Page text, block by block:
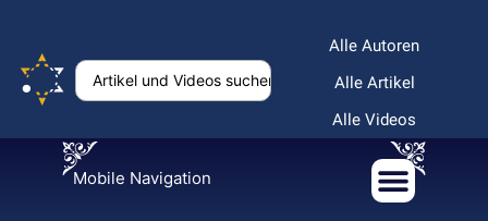
Alle Autoren
Alle Artikel
Alle Videos
Mobile Navigation